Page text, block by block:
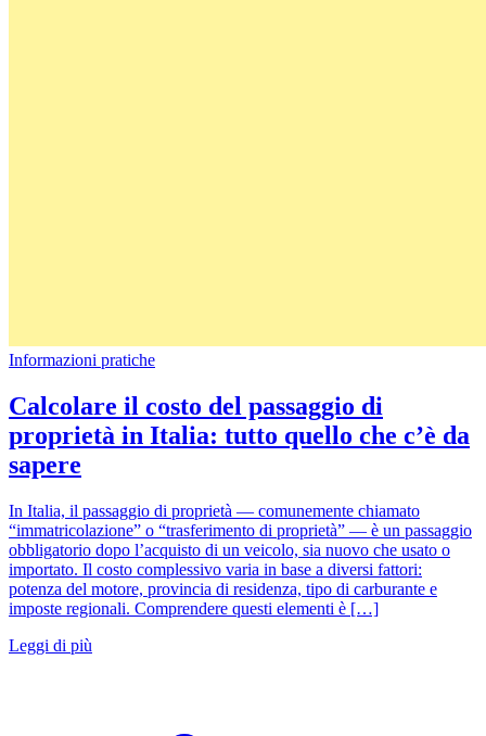
Informazioni pratiche
Calcolare il costo del passaggio di
proprietà in Italia: tutto quello che c’è da
sapere
In Italia, il passaggio di proprietà — comunemente chiamato
“immatricolazione” o “trasferimento di proprietà” — è un passaggio
obbligatorio dopo l’acquisto di un veicolo, sia nuovo che usato o
importato. Il costo complessivo varia in base a diversi fattori:
potenza del motore, provincia di residenza, tipo di carburante e
imposte regionali. Comprendere questi elementi è […]
Leggi di più